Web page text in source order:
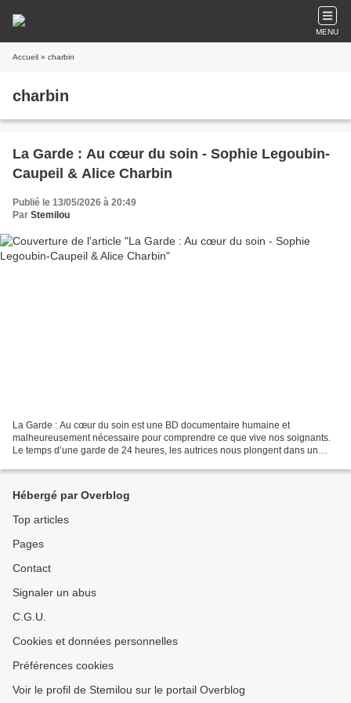
MENU
Accueil » charbin
charbin
La Garde : Au cœur du soin - Sophie Legoubin-
Caupeil & Alice Charbin
Publié le 13/05/2026 à 20:49
Par Stemilou
La Garde : Au cœur du soin est une BD documentaire humaine et
malheureusement nécessaire pour comprendre ce que vive nos soignants.
Le temps d’une garde de 24 heures, les autrices nous plongent dans un
Hébergé par Overblog
Top articles
Pages
Contact
Signaler un abus
C.G.U.
Cookies et données personnelles
Préférences cookies
Voir le profil de Stemilou sur le portail Overblog